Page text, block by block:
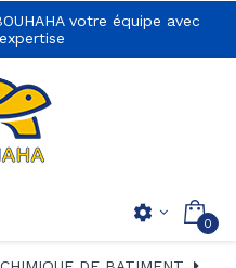
votre équipe avec
settings 0